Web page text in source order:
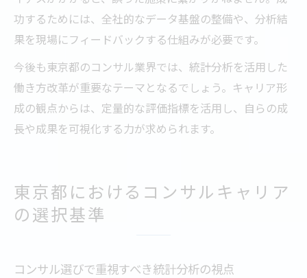
功するためには、全社的なデータ基盤の整備や、分析結
果を現場にフィードバックする仕組みが必要です。
今後も東京都のコンサル業界では、統計分析を活用した
働き方改革が重要なテーマとなるでしょう。キャリア形
成の観点からは、定量的な評価指標を活用し、自らの成
長や成果を可視化する力が求められます。
東京都におけるコンサルキャリア
の選択基準
コンサル選びで重視すべき統計分析の視点